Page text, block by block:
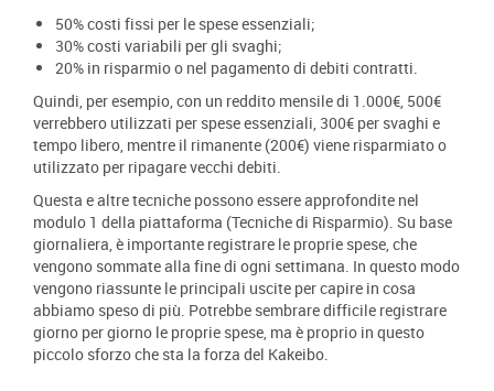
50% costi fissi per le spese essenziali;
30% costi variabili per gli svaghi;
20% in risparmio o nel pagamento di debiti contratti.
Quindi, per esempio, con un reddito mensile di 1.000€, 500€
verrebbero utilizzati per spese essenziali, 300€ per svaghi e
tempo libero, mentre il rimanente (200€) viene risparmiato o
utilizzato per ripagare vecchi debiti.
Questa e altre tecniche possono essere approfondite nel
modulo 1 della piattaforma (Tecniche di Risparmio). Su base
giornaliera, è importante registrare le proprie spese, che
vengono sommate alla fine di ogni settimana. In questo modo
vengono riassunte le principali uscite per capire in cosa
abbiamo speso di più. Potrebbe sembrare difficile registrare
giorno per giorno le proprie spese, ma è proprio in questo
piccolo sforzo che sta la forza del Kakeibo.